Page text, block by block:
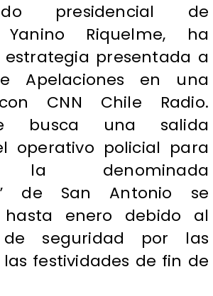
presidencial de
Yanino Riquelme, ha
presentada a
Apelaciones en una
CNN Chile Radio.
busca una salida
operativo policial para
la denominada
de San Antonio se
hasta enero debido al
de seguridad por las
festividades de fin de